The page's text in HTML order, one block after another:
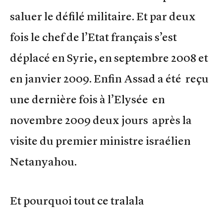
saluer le défilé militaire. Et par deux
fois le chef de l’Etat français s’est
déplacé en Syrie, en septembre 2008 et
en janvier 2009. Enfin Assad a été reçu
une dernière fois à l’Elysée en
novembre 2009 deux jours après la
visite du premier ministre israélien
Netanyahou.
Et pourquoi tout ce tralala